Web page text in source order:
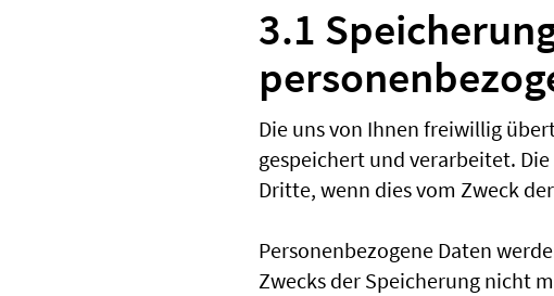
3.1
Die uns von Ihnen freiwillig
gespeichert und verarbeitet.
Dritte, wenn dies vom Zweck
Personenbezogene Daten
Zwecks der Speicherung nicht